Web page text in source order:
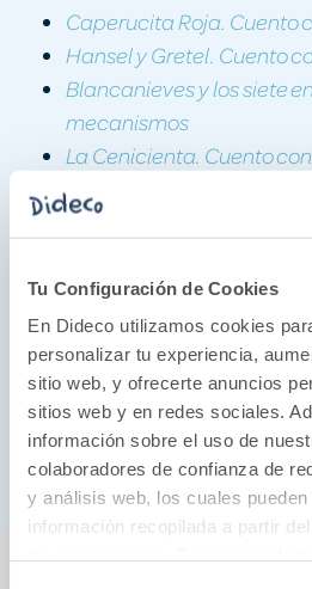
Tu Configuración de Cookies
En Dideco utilizamos cookies
personalizar tu experiencia,
sitio web, y ofrecerte anuncios
sitios web y en redes sociales.
información sobre el uso de
colaboradores de confianza de
y análisis web, los cuales
información recopilada a partir
Caperucita Roja. Cuento
Hansel y Gretel. Cuento
Blancanieves y los siete
mecanismos
La Cenicienta. Cuento
El lobo y las siete
mecanismos
El Gato con Botas.
El patito feo. Cuento con
El flautista de Hamelín.
mecanismos
La Sirenita. Cuento con
Pinocho. Cuento con
También podría